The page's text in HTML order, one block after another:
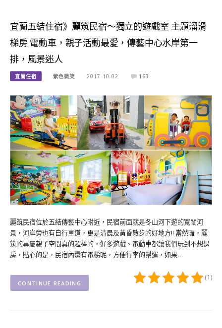
宜蘭五結住宿》麗筑民宿～獨立的遊戲室 主題溜滑
梯房 電動車，親子活動最愛，傳藝中心水岸第一
排，風景迷人
宜蘭住宿 紫色微笑 2017-10-02 163
麗筑民宿位於五結傳藝中心附近，民宿前面就是冬山河下遊的寬闊河
景，河岸旁也有自行車道，更是清晨及黃昏散步的好地方!! 當然囉，麗
筑的專屬親子空間真的超棒的，好多遊戲、電動車都讓我們玩到不想退
房，貼心的是，民宿內還有電梯呢，方便行李的幫運，如果…
(1)
CONTINUE READING